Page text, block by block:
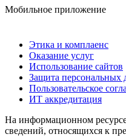
Мобильное приложение
Этика и комплаенс
Оказание услуг
Использование сайтов
Защита персональных
Пользовательское
ИТ аккредитация
На информационном
сведений, относящихся к